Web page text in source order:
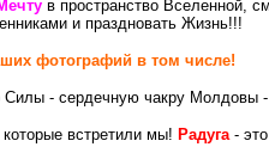
в пространство Вселенной,
и праздновать Жизнь!!!
фотографий в том числе!
- сердечную чакру Молдовы
встретили мы! Радуга-